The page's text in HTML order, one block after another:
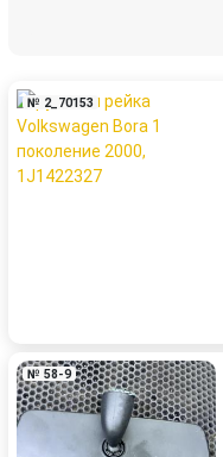
№ 2_70153
№ 58-9